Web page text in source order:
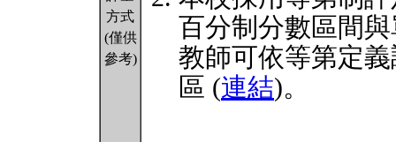
方式
(僅供
參考)
百分制分數區間
教師可依等第定
區 (連結)。